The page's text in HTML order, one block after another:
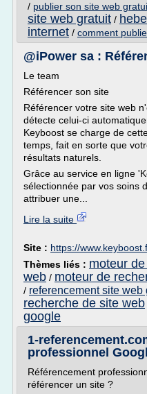
/ publier son site web
site web gratuit /
internet / comment
@iPower sa :
Le team
Référencer son site
Référencer votre site web
détecte celui-ci
Keyboost se charge de
temps, fait en sorte que
résultats naturels.
Grâce au service en ligne
sélectionnée par vos soins
attribuer une...
Lire la suite
Site : https://
Thèmes liés : moteur
web / moteur de
/ referencement site web
recherche de site web
google
1-
professionnel
Référencement
référencer un site ?